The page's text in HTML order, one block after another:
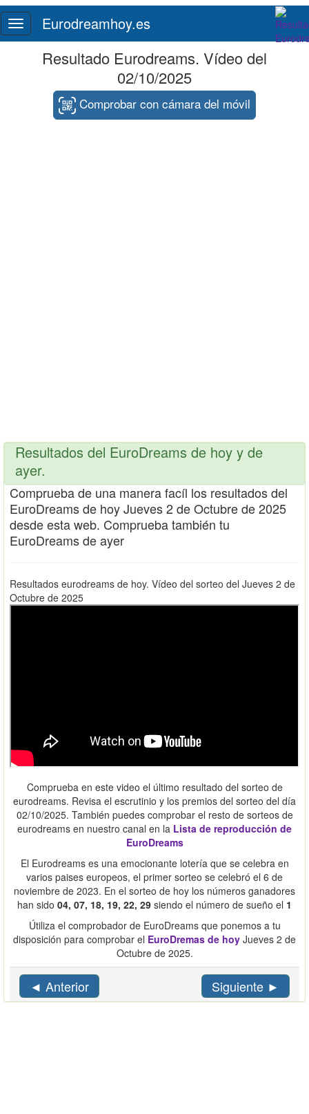
Toggle
navigation
Eurodreamhoy.es
Resultado Eurodreams. Vídeo del
02/10/2025
Comprobar con cámara del móvil
Resultados del EuroDreams de hoy y de
ayer.
Comprueba de una manera facíl los resultados del
EuroDreams de hoy Jueves 2 de Octubre de 2025
desde esta web. Comprueba también tu
EuroDreams de ayer
Resultados eurodreams de hoy. Vídeo del sorteo del Jueves 2 de
Octubre de 2025
Comprueba en este video el último resultado del sorteo de
eurodreams. Revisa el escrutinio y los premios del sorteo del día
02/10/2025. También puedes comprobar el resto de sorteos de
eurodreams en nuestro canal en la Lista de reproducción de
EuroDreams
El Eurodreams es una emocionante lotería que se celebra en
varios paises europeos, el primer sorteo se celebró el 6 de
noviembre de 2023. En el sorteo de hoy los números ganadores
han sido 04, 07, 18, 19, 22, 29 siendo el número de sueño el 1
Útiliza el comprobador de EuroDreams que ponemos a tu
disposición para comprobar el EuroDremas de hoy Jueves 2 de
Octubre de 2025.
◄ Anterior Siguiente ►